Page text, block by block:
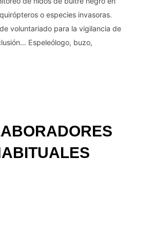
o especies invasoras.
voluntariado para la vigilancia de
Espeleólogo, buzo,